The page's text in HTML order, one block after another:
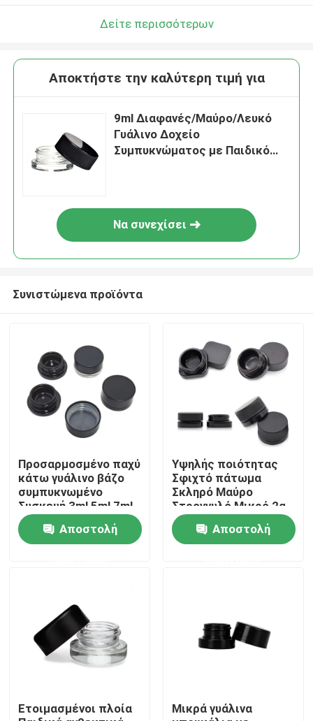
Σπίτι
Βίντεο
Δείτε περισσότερων
Αποκτήστε την καλύτερη τιμή για
9ml Διαφανές/Μαύρο/Λευκό
Γυάλινο Δοχείο
Συμπυκνώματος με Παιδικό
Να συνεχίσει
Συνιστώμενα προϊόντα
Προσαρμοσμένο παχύ
κάτω γυάλινο βάζο
συμπυκνωμένο
Συσκευή 3ml 5ml 7ml
9ml 15ml
Αποστολή
Υψηλής ποιότητας
Σφιχτό πάτωμα
Σκληρό Μαύρο
Στρογγυλό Μικρό 2g
5ml 9ml 1 Gram 7ml
Κωνσταντικό Βάζο με
γυαλισμένο
Αποστολή
Ετοιμασμένοι πλοία
Μικρά γυάλινα